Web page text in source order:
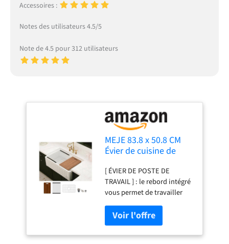
Accessoires :
Notes des utilisateurs 4.5/5
Note de 4.5 pour 312 utilisateurs
MEJE 83.8 x 50.8 CM
Évier de cuisine de
rebord avant, bol en
céramique simple avec
planche à découper,
grille et passoire -
Blanc
[ ÉVIER DE POSTE DE
TRAVAIL ] : le rebord intégré
vous permet de travailler
directement au-dessus de
l'évier, avec des accessoires
personnalisés qui
économisent de l'espace sur